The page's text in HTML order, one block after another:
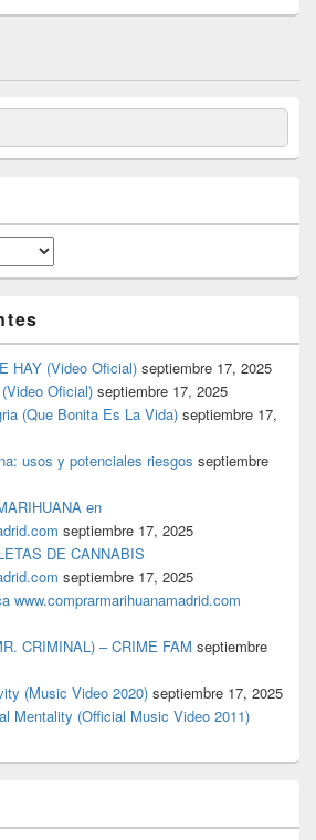
HAY (Video Oficial) septiembre 17, 2025
Oficial) septiembre 17, 2025
(Que Bonita Es La Vida) septiembre 17,
usos y potenciales riesgos septiembre
en
septiembre 17, 2025
DE CANNABIS
septiembre 17, 2025
www.comprarmarihuanamadrid.com
CRIMINAL) – CRIME FAM septiembre
(Music Video 2020) septiembre 17, 2025
Mentality (Official Music Video 2011)